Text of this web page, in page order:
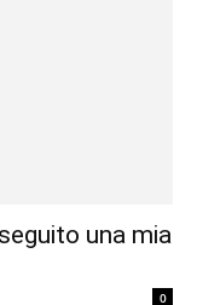
una mia
0